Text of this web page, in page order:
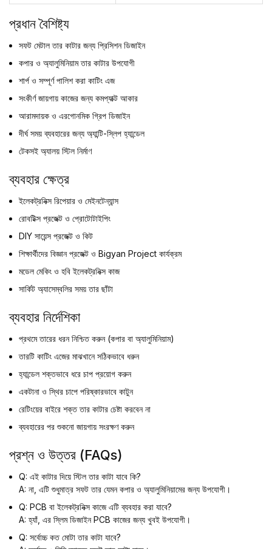
প্রধান বৈশিষ্ট্য
সফট মেটাল তার কাটার জন্য প্রিসিশন ডিজাইন
কপার ও অ্যালুমিনিয়াম তার কাটার উপযোগী
শার্প ও সম্পূর্ণ পালিশ করা কাটিং এজ
সংকীর্ণ জায়গায় কাজের জন্য কমপ্যাক্ট আকার
আরামদায়ক ও এরগোনমিক গ্রিপ ডিজাইন
দীর্ঘ সময় ব্যবহারের জন্য অ্যান্টি-স্লিপ হ্যান্ডেল
টেকসই অ্যালয় স্টিল নির্মাণ
ব্যবহার ক্ষেত্র
ইলেকট্রনিক্স রিপেয়ার ও মেইনটেন্যান্স
রোবটিক্স প্রজেক্ট ও প্রোটোটাইপিং
DIY সায়েন্স প্রজেক্ট ও কিট
শিক্ষার্থীদের বিজ্ঞান প্রজেক্ট ও Bigyan Project কার্যক্রম
মডেল মেকিং ও হবি ইলেকট্রনিক্স কাজ
সার্কিট অ্যাসেম্বলির সময় তার ছাঁটা
ব্যবহার নির্দেশিকা
প্রথমে তারের ধরন নিশ্চিত করুন (কপার বা অ্যালুমিনিয়াম)
তারটি কাটিং এজের মাঝখানে সঠিকভাবে ধরুন
হ্যান্ডেল শক্তভাবে ধরে চাপ প্রয়োগ করুন
একটানা ও স্থির চাপে পরিষ্কারভাবে কাটুন
রেটিংয়ের বাইরে শক্ত তার কাটার চেষ্টা করবেন না
ব্যবহারের পর শুকনো জায়গায় সংরক্ষণ করুন
প্রশ্ন ও উত্তর (FAQs)
Q: এই কাটার দিয়ে স্টিল তার কাটা যাবে কি?
A: না, এটি শুধুমাত্র সফট তার যেমন কপার ও অ্যালুমিনিয়ামের জন্য উপযোগী।
Q: PCB বা ইলেকট্রনিক্স কাজে এটি ব্যবহার করা যাবে?
A: হ্যাঁ, এর স্লিম ডিজাইন PCB কাজের জন্য খুবই উপযোগী।
Q: সর্বোচ্চ কত মোটা তার কাটা যাবে?